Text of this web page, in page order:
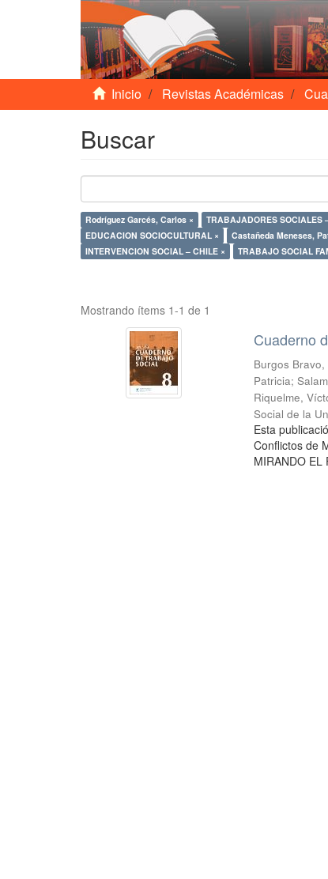
Inicio Revistas Académicas
Buscar
Rodríguez Garcés, Carlos × TRABAJADORES SOCIALES
EDUCACION SOCIOCULTURAL ×
Castañeda Meneses,
INTERVENCION SOCIAL – CHILE ×
Mostrando ítems 1-1 de 1
Cuaderno
Burgos
Patricia;
Riquelme,
Social de la
Esta
Conflictos de
MIRANDO EL